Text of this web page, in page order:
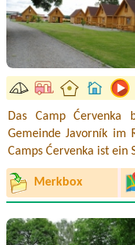
Das Camp
Gemeinde Javorník im
Camps Ćervenka ist ein
Merkbox